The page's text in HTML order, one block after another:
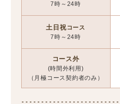
7時～24時
土日祝コース
7時～24時
コース外
(時間外利用)
（月極コース契約者のみ）